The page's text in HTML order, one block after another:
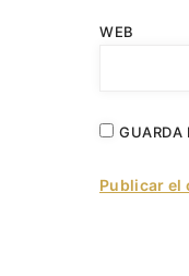
WEB
GUARDA